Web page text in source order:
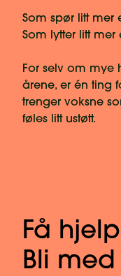
Som spør litt mer
Som lytter litt
For selv om mye
årene, er én ting
trenger voksne
føles litt ustøtt.
Få hjelp
Bli med